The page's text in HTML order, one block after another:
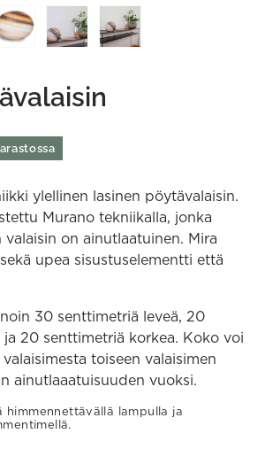
ylellinen lasinen pöytävalaisin.
Murano tekniikalla, jonka
valaisin on ainutlaatuinen. Mira
upea sisustuselementti että
30 senttimetriä leveä, 20
20 senttimetriä korkea. Koko voi
toiseen valaisimen
ainutlaaatuisuuden vuoksi.
himmennettävällä lampulla ja